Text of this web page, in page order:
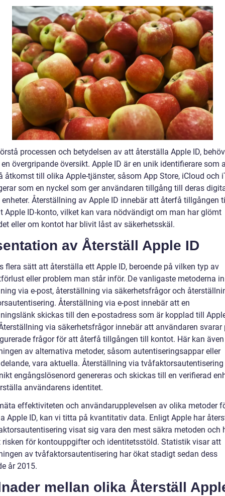
processen och betydelsen av att återställa Apple ID,
övergripande översikt. Apple ID är en unik identifierare som
åtkomst till olika Apple-tjänster, såsom App Store, iCloud och
som en nyckel som ger användaren tillgång till deras
Återställning av Apple ID innebär att återfå tillgången
Apple ID-konto, vilket kan vara nödvändigt om man har glömt
eller om kontot har blivit låst av säkerhetsskäl.
av Återställ Apple ID
flera sätt att återställa ett Apple ID, beroende på vilken typ av
eller problem man står inför. De vanligaste metoderna
via e-post, återställning via säkerhetsfrågor och
Återställning via e-post innebär att en
skickas till den e-postadress som är kopplad till
via säkerhetsfrågor innebär att användaren svarar
frågor för att återfå tillgången till kontot. Här kan även
av alternativa metoder, såsom autentiseringsappar eller
vara aktuella. Återställning via
engångslösenord genereras och skickas till en verifierad
användarens identitet.
effektiviteten och användarupplevelsen av olika metoder
Apple ID, kan vi titta på kvantitativ data. Enligt Apple har
visat sig vara den mest säkra metoden och
risken för kontouppgifter och identitetsstöld. Statistik visar att
av tvåfaktorsautentisering har ökat stadigt sedan dess
år 2015.
mellan olika Återställ